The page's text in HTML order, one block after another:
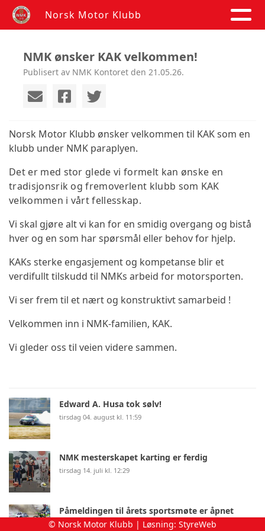
Norsk Motor Klubb
NMK ønsker KAK velkommen!
Publisert av NMK Kontoret den 21.05.26.
Norsk Motor Klubb ønsker velkommen til KAK som en
klubb under NMK paraplyen.
Det er med stor glede vi formelt kan ønske en
tradisjonsrik og fremoverlent klubb som KAK
velkommen i vårt fellesskap.
Vi skal gjøre alt vi kan for en smidig overgang og bistå
hver og en som har spørsmål eller behov for hjelp.
KAKs sterke engasjement og kompetanse blir et
verdifullt tilskudd til NMKs arbeid for motorsporten.
Vi ser frem til et nært og konstruktivt samarbeid !
Velkommen inn i NMK-familien, KAK.
Vi gleder oss til veien videre sammen.
Edward A. Husa tok sølv!
tirsdag 04. august kl. 11:59
NMK mesterskapet karting er ferdig
tirsdag 14. juli kl. 12:29
Påmeldingen til årets sportsmøte er åpnet
onsdag 08. juli kl. 12:46
© Norsk Motor Klubb | Løsning: StyreWeb